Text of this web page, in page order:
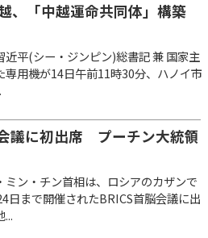
、「中越運命共同体」構築
平(シー・ジンピン)総書記 兼 国家主
専用機が14日午前11時30分、ハノイ市
議に初出席 プーチン大統領
ン・チン首相は、ロシアのカザンで
日まで開催されたBRICS首脳会議に出
...